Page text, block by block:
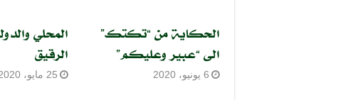
الحكاية من “تكتك”
الى “عبير وعليكم”
6 يونيو، 2020
المحلي
الرقيق
25 مايو، 2020